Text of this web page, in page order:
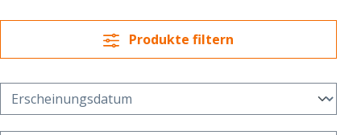
Produkte filtern